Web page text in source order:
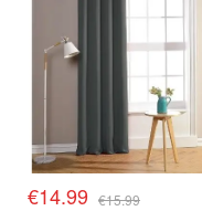
€14.99 €15.99